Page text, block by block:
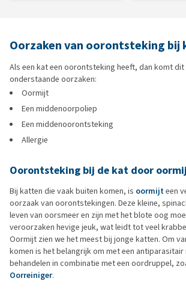
Oorzaken van oorontsteking bij
Als een kat een oorontsteking heeft, dan komt dit
onderstaande oorzaken:
Oormijt
Een middenoorpoliep
Een middenoorontsteking
Allergie
Oorontsteking bij de kat door
Bij katten die vaak buiten komen, is oormijteen
oorzaak van oorontstekingen. Deze kleine,
leven van oorsmeer en zijn met het blote oog
veroorzaken hevige jeuk, wat leidt tot veel
Oormijt zien we het meest bij jonge katten. Om
komen is het belangrijk om met een antiparasitair
behandelen in combinatie met een oordruppel,
Oorreiniger.